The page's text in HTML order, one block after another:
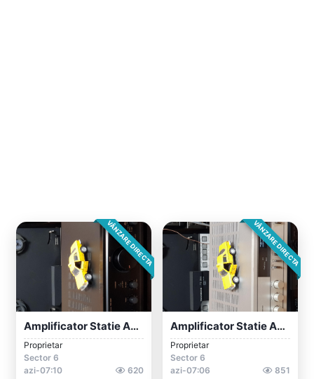
VÂNZARE DIRECTA
Amplificator Statie Audio Stereo Vintage...
Proprietar
Sector 6
azi-07:10
620
VÂNZARE DIRECTA
Amplificator Statie Audio Stereo Vintage...
Proprietar
Sector 6
azi-07:06
851